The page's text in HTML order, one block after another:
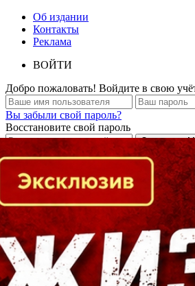
Об издании
Контакты
Реклама
ВОЙТИ
Добро пожаловать! Войдите в свою
Вы забыли свой пароль?
Восстановите свой пароль
Кто есть кто в Байкальском регионе